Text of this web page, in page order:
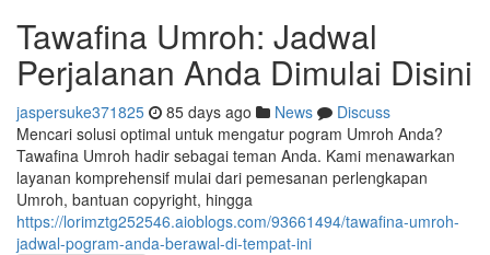
Tawafina Umroh: Jadwal
Perjalanan Anda Dimulai Disini
jaspersuke371825 85 days ago News
Discuss
Mencari solusi optimal untuk mengatur pogram Umroh Anda?
Tawafina Umroh hadir sebagai teman Anda. Kami menawarkan
layanan komprehensif mulai dari pemesanan perlengkapan
Umroh, bantuan copyright, hingga
https://lorimztg252546.aioblogs.com/93661494/tawafina-umroh-
jadwal-pogram-anda-berawal-di-tempat-ini